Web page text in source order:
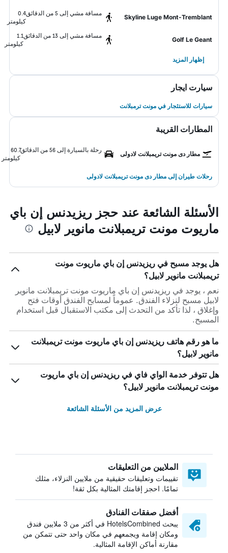
Skyline Luge Mont-Tremblant
مسافة مشي إلى 5 من الدقائق
0.4
كيلومتر
Golf Le Geant
مسافة مشي إلى 13 من الدقائق
1.1
كيلومتر
إظهار المزيد
سيارت ايجار
سيارات للاستئجار في مونت ترمبلانت
المطارات القريبة
مطار دى مونت تريمبلانت لادولى
رحلة بالسيارة إلى 56 من الدقائق
60.7
كيلومتر
رحلات طيران إلى مطار دى مونت تريمبلانت لادولى
الأسئلة الشائعة عند حجز ريزيدنس إن باي
ماريوت مونت تريمبلانت مانوير لابيل
هل يوجد مسبح في ريزيدنس إن باي ماريوت مونت
تريمبلانت مانوير لابيل؟
نعم ، يوجد في ريزيدنس إن باي ماريوت مونت تريمبلانت مانوير
لابيل مسبح لنزلاء الفندق. عموماً لمسابح الفندق أوقات فتح
وإغلاق ، لذا تأكد من التحدث إلى مكتب الاستقبال قبل استخدام
المسبح.
ما هو رقم هاتف ريزيدنس إن باي ماريوت مونت تريمبلانت
مانوير لابيل؟
هل تتوفر خدمة الواي فاي في ريزيدنس إن باي ماريوت
مونت تريمبلانت مانوير لابيل؟
عرض المزيد من الأسئلة الشائعة
الملايين من التعليقات
تقييمات وتعليقات حقيقية من ملايين النزلاء، مثلك
تمامًا. احجز إقامتك المثالية بكل ثقة!
أفضل صفقات الفنادق
يبحث HotelsCombined في أكثر من 3 ملايين فندق
ومكان إقامة ويجمعهم في مكان واحد حتى تتمكن من
مقارنة أماكن الإقامة المثالية.